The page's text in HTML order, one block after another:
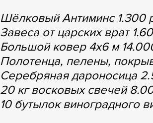
Шёлковый Антиминс 1.300
Завеса от царских врат
Большой ковер 4х6 м
Полотенца, пелены,
Серебряная дароносица
20 кг восковых свечей
10 бутылок виноградного